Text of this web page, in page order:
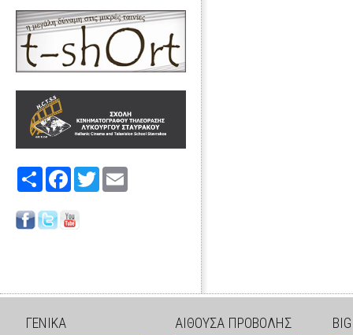
Share FacebookTwitter
ΓΕΝΙΚΑ ΑΙΘΟΥΣΑ ΠΡΟΒΟΛΗΣ